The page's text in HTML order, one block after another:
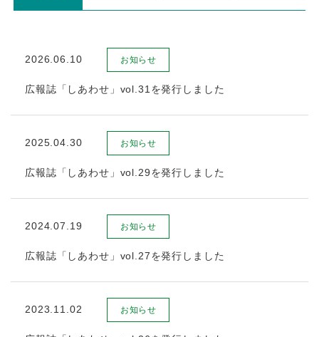
2026.06.10 お知らせ
広報誌「しあわせ」vol.31を発行しました
2025.04.30 お知らせ
広報誌「しあわせ」vol.29を発行しました
2024.07.19 お知らせ
広報誌「しあわせ」vol.27を発行しました
2023.11.02 お知らせ